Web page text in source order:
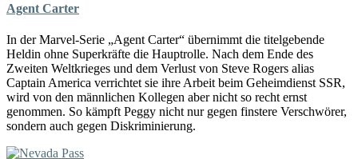
Agent Carter
In der Marvel-Serie „Agent Carter“ übernimmt die titelgebende
Heldin ohne Superkräfte die Hauptrolle. Nach dem Ende des
Zweiten Weltkrieges und dem Verlust von Steve Rogers alias
Captain America verrichtet sie ihre Arbeit beim Geheimdienst SSR,
wird von den männlichen Kollegen aber nicht so recht ernst
genommen. So kämpft Peggy nicht nur gegen finstere Verschwörer,
sondern auch gegen Diskriminierung.